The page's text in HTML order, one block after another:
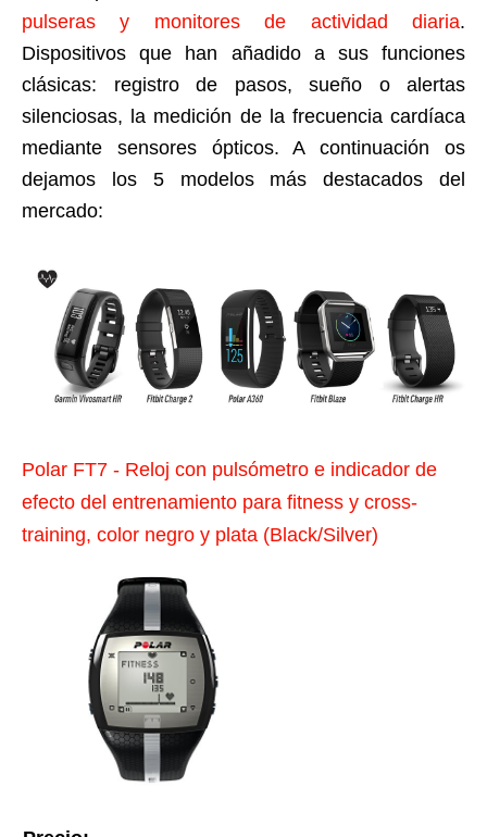
pulseras y monitores de actividad diaria.
Dispositivos que han añadido a sus funciones
clásicas: registro de pasos, sueño o alertas
silenciosas, la medición de la frecuencia cardíaca
mediante sensores ópticos. A continuación os
dejamos los 5 modelos más destacados del
mercado:
Polar FT7 - Reloj con pulsómetro e indicador de
efecto del entrenamiento para fitness y cross-
training, color negro y plata (Black/Silver)